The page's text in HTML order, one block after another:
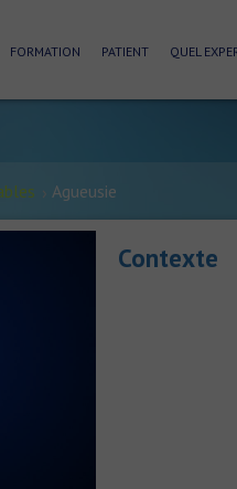
FORMATION PATIENT QUEL
Agueusie
Contexte